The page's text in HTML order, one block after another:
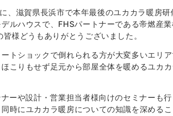
滋賀県長浜市で本年最後のユカカラ暖房
ルハウスで、FHSパートナーである帝燃産
様どうもありがとうございました。
トショックで倒れられる方が大変多いエリ
こりもせず足元から部屋全体を暖めるユカ
ーや設計・営業担当者様向けのセミナーも
時にユカカラ暖房についての知識を深める